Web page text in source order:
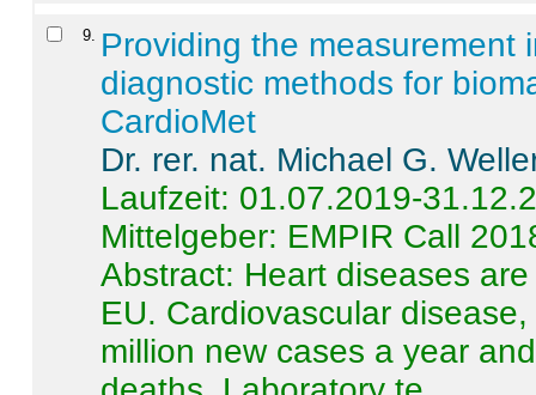
9
Providing the measurement
diagnostic methods for
CardioMet
Dr. rer. nat. Michael G.
Laufzeit: 01.07.2019-
Mittelgeber: EMPIR Call
Abstract: Heart diseases
EU. Cardiovascular
million new cases a year